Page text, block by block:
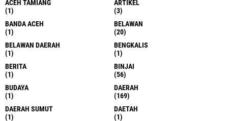
ACEH TAMIANG
(1)
ARTIKEL
(3)
BANDA ACEH
(1)
BELAWAN
(20)
BELAWAN DAERAH
(1)
BENGKALIS
(1)
BERITA
(1)
BINJAI
(56)
BUDAYA
(1)
DAERAH
(169)
DAERAH SUMUT
(1)
DAETAH
(1)